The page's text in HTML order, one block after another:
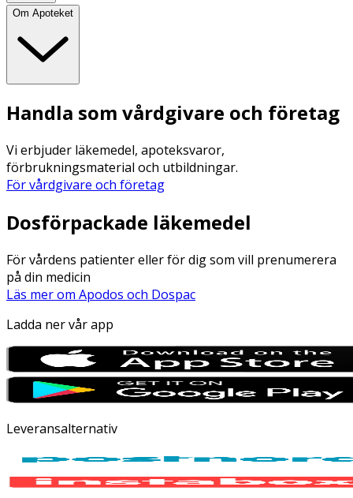
Om Apoteket
Handla som vårdgivare och företag
Vi erbjuder läkemedel, apoteksvaror,
förbrukningsmaterial och utbildningar.
För vårdgivare och företag
Dosförpackade läkemedel
För vårdens patienter eller för dig som vill prenumerera
på din medicin
Läs mer om Apodos och Dospac
Ladda ner vår app
Leveransalternativ